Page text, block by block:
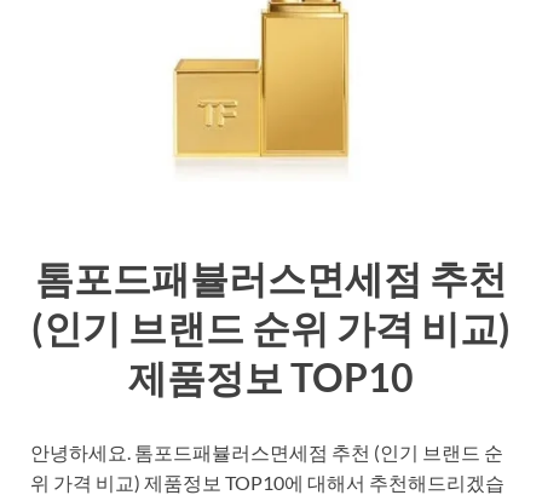
톰포드패뷸러스면세점 추천
(인기 브랜드 순위 가격 비교)
제품정보 TOP10
안녕하세요. 톰포드패뷸러스면세점 추천 (인기 브랜드 순
위 가격 비교) 제품정보 TOP10에 대해서 추천해드리겠습